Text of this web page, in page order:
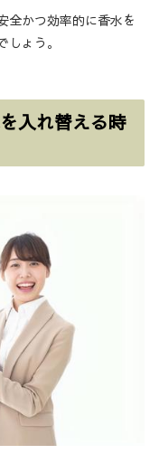
全かつ効率的に香水を
ょう。
入れ替える時